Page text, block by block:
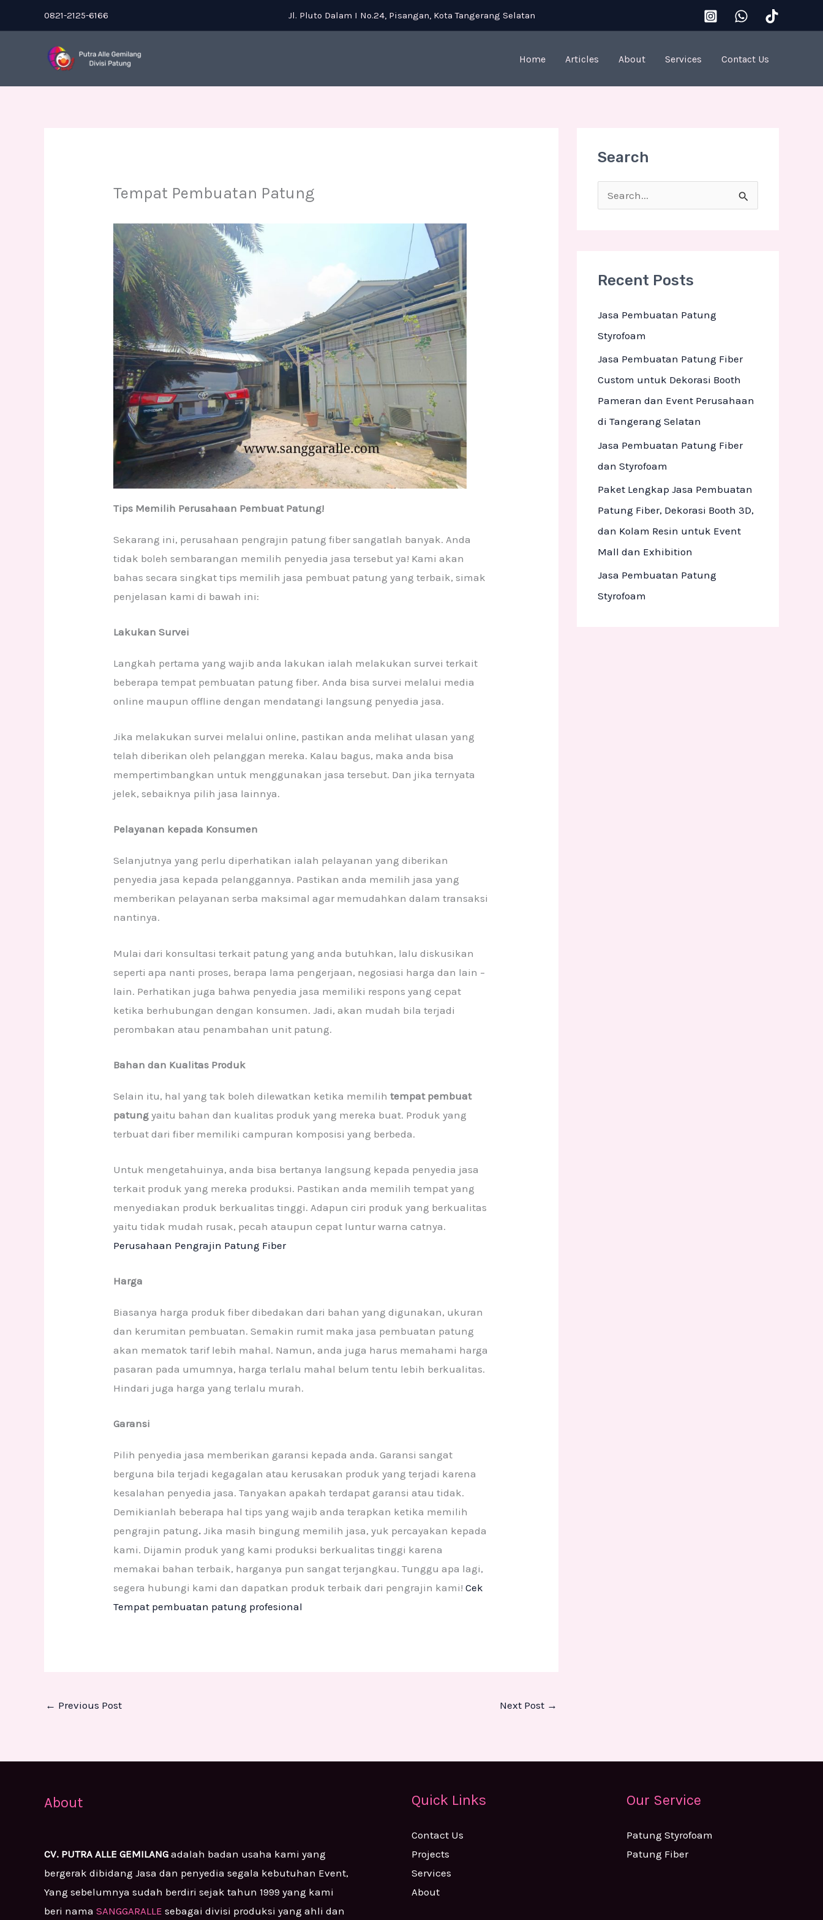
to
0821-2125-6166 Jl. Pluto Dalam I No.24, Pisangan, Kota Tangerang Selatan
Home Articles About Services Contact Us
Tempat Pembuatan Patung
Tips Memilih Perusahaan Pembuat Patung!
Sekarang ini, perusahaan pengrajin patung fiber sangatlah banyak. Anda
tidak boleh sembarangan memilih penyedia jasa tersebut ya! Kami akan
bahas secara singkat tips memilih jasa pembuat patung yang terbaik, simak
penjelasan kami di bawah ini:
Lakukan Survei
Langkah pertama yang wajib anda lakukan ialah melakukan survei terkait
beberapa tempat pembuatan patung fiber. Anda bisa survei melalui media
online maupun offline dengan mendatangi langsung penyedia jasa.
Jika melakukan survei melalui online, pastikan anda melihat ulasan yang
telah diberikan oleh pelanggan mereka. Kalau bagus, maka anda bisa
mempertimbangkan untuk menggunakan jasa tersebut. Dan jika ternyata
jelek, sebaiknya pilih jasa lainnya.
Pelayanan kepada Konsumen
Selanjutnya yang perlu diperhatikan ialah pelayanan yang diberikan
penyedia jasa kepada pelanggannya. Pastikan anda memilih jasa yang
memberikan pelayanan serba maksimal agar memudahkan dalam transaksi
nantinya.
Mulai dari konsultasi terkait patung yang anda butuhkan, lalu diskusikan
seperti apa nanti proses, berapa lama pengerjaan, negosiasi harga dan lain –
lain. Perhatikan juga bahwa penyedia jasa memiliki respons yang cepat
ketika berhubungan dengan konsumen. Jadi, akan mudah bila terjadi
perombakan atau penambahan unit patung.
Bahan dan Kualitas Produk
Selain itu, hal yang tak boleh dilewatkan ketika memilihtempat pembuat
patung yaitu bahan dan kualitas produk yang mereka buat. Produk yang
terbuat dari fiber memiliki campuran komposisi yang berbeda.
Untuk mengetahuinya, anda bisa bertanya langsung kepada penyedia jasa
terkait produk yang mereka produksi. Pastikan anda memilih tempat yang
menyediakan produk berkualitas tinggi. Adapun ciri produk yang berkualitas
yaitu tidak mudah rusak, pecah ataupun cepat luntur warna catnya.
Perusahaan Pengrajin Patung Fiber
Harga
Biasanya harga produk fiber dibedakan dari bahan yang digunakan, ukuran
dan kerumitan pembuatan. Semakin rumit maka jasa pembuatan patung
akan mematok tarif lebih mahal. Namun, anda juga harus memahami harga
pasaran pada umumnya, harga terlalu mahal belum tentu lebih berkualitas.
Hindari juga harga yang terlalu murah.
Garansi
Pilih penyedia jasa memberikan garansi kepada anda. Garansi sangat
berguna bila terjadi kegagalan atau kerusakan produk yang terjadi karena
kesalahan penyedia jasa. Tanyakan apakah terdapat garansi atau tidak.
Demikianlah beberapa hal tips yang wajib anda terapkan ketika memilih
pengrajin patung.Jika masih bingung memilih jasa, yuk percayakan kepada
kami. Dijamin produk yang kami produksi berkualitas tinggi karena
memakai bahan terbaik, harganya pun sangat terjangkau. Tunggu apa lagi,
segera hubungi kami dan dapatkan produk terbaik dari pengrajin kami!Cek
Tempat pembuatan patung profesional
← Previous Post Next Post →
Search
c
r
:
Recent Posts
Jasa Pembuatan Patung
Styrofoam
Jasa Pembuatan Patung Fiber
Custom untuk Dekorasi Booth
Pameran dan Event Perusahaan
di Tangerang Selatan
Jasa Pembuatan Patung Fiber
dan Styrofoam
Paket Lengkap Jasa Pembuatan
Patung Fiber, Dekorasi Booth 3D,
dan Kolam Resin untuk Event
Mall dan Exhibition
Jasa Pembuatan Patung
Styrofoam
About
CV. PUTRA ALLE GEMILANG adalah badan usaha kami yang
bergerak dibidang Jasa dan penyedia segala kebutuhan Event,
Yang sebelumnya sudah berdiri sejak tahun 1999 yang kami
beri nama SANGGARALLE sebagai divisi produksi yang ahli dan
Quick Links
Contact Us
Projects
Services
About
Our Service
Patung Styrofoam
Patung Fiber